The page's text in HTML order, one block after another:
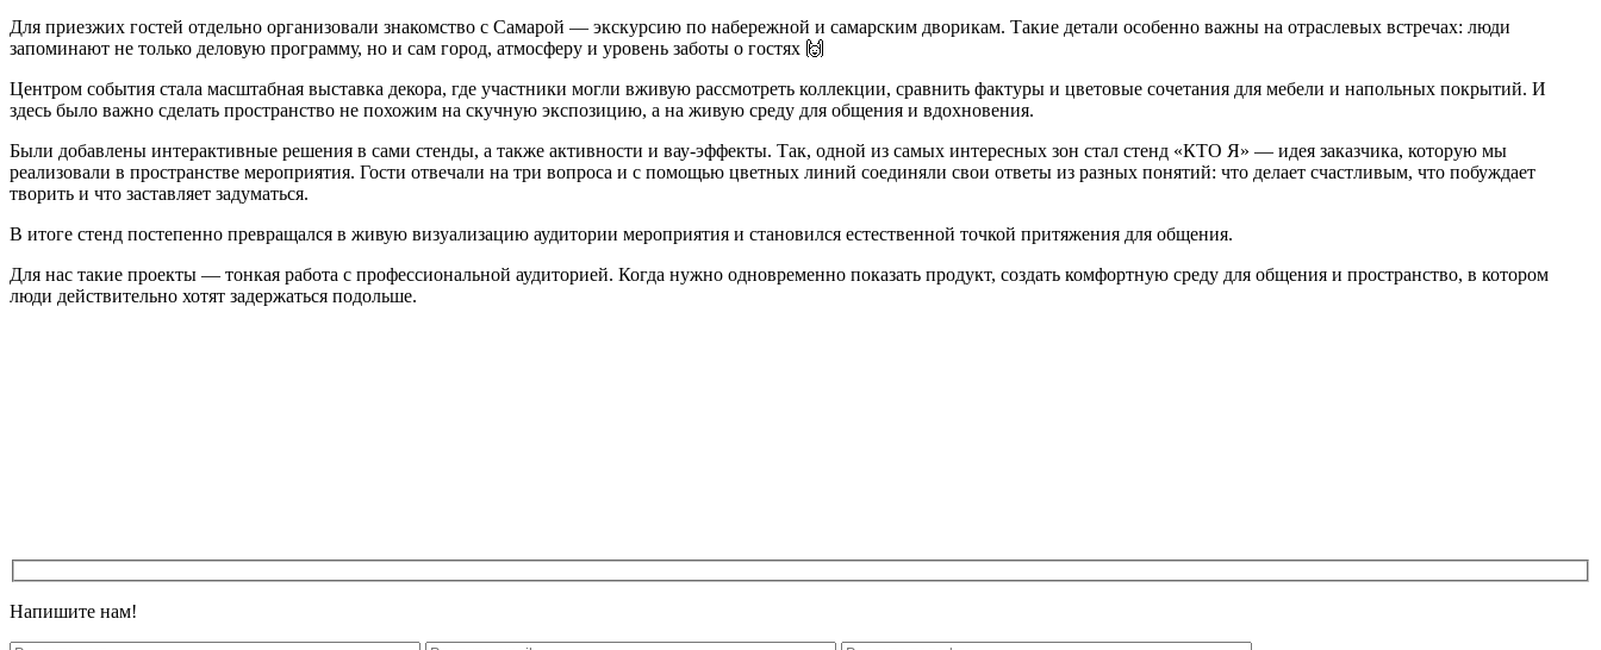
Для приезжих гостей отдельно организовали знакомство с Самарой — экскурсию по набережной и самарским дворикам. Такие детали особенно важны на отраслевых встречах: люди
запоминают не только деловую программу, но и сам город, атмосферу и уровень заботы о гостях 🙌
Центром события стала масштабная выставка декора, где участники могли вживую рассмотреть коллекции, сравнить фактуры и цветовые сочетания для мебели и напольных покрытий. И
здесь было важно сделать пространство не похожим на скучную экспозицию, а на живую среду для общения и вдохновения.
Были добавлены интерактивные решения в сами стенды, а также активности и вау-эффекты. Так, одной из самых интересных зон стал стенд «КТО Я» — идея заказчика, которую мы
реализовали в пространстве мероприятия. Гости отвечали на три вопроса и с помощью цветных линий соединяли свои ответы из разных понятий: что делает счастливым, что побуждает
творить и что заставляет задуматься.
В итоге стенд постепенно превращался в живую визуализацию аудитории мероприятия и становился естественной точкой притяжения для общения.
Для нас такие проекты — тонкая работа с профессиональной аудиторией. Когда нужно одновременно показать продукт, создать комфортную среду для общения и пространство, в котором
люди действительно хотят задержаться подольше.
Напишите нам!